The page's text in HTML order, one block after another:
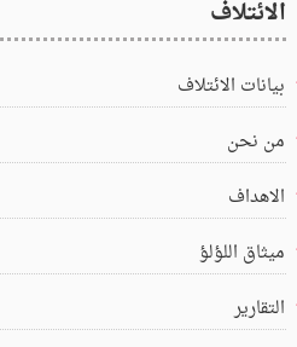
الائتلاف
بيانات الائتلاف
من نحن
الاهداف
ميثاق اللؤلؤ
التقارير